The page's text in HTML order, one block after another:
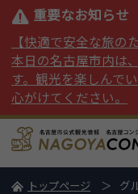
重要なお知らせ
【快適で安全な旅の
本日の名古屋市内は
す。観光を楽しんで
心がけてください。
トップページ グ